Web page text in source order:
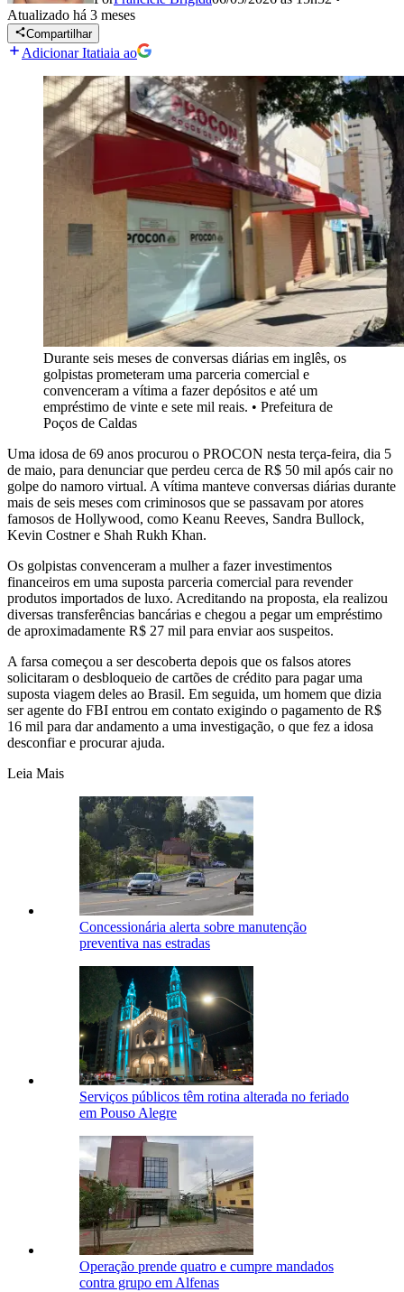
Atualizado há 3 meses
Compartilhar
Adicionar Itatiaia ao
Durante seis meses de conversas diárias em inglês, os
golpistas prometeram uma parceria comercial e
convenceram a vítima a fazer depósitos e até um
empréstimo de vinte e sete mil reais. • Prefeitura de
Poços de Caldas
Uma idosa de 69 anos procurou o PROCON nesta terça-feira, dia 5
de maio, para denunciar que perdeu cerca de R$ 50 mil após cair no
golpe do namoro virtual. A vítima manteve conversas diárias durante
mais de seis meses com criminosos que se passavam por atores
famosos de Hollywood, como Keanu Reeves, Sandra Bullock,
Kevin Costner e Shah Rukh Khan.
Os golpistas convenceram a mulher a fazer investimentos
financeiros em uma suposta parceria comercial para revender
produtos importados de luxo. Acreditando na proposta, ela realizou
diversas transferências bancárias e chegou a pegar um empréstimo
de aproximadamente R$ 27 mil para enviar aos suspeitos.
A farsa começou a ser descoberta depois que os falsos atores
solicitaram o desbloqueio de cartões de crédito para pagar uma
suposta viagem deles ao Brasil. Em seguida, um homem que dizia
ser agente do FBI entrou em contato exigindo o pagamento de R$
16 mil para dar andamento a uma investigação, o que fez a idosa
desconfiar e procurar ajuda.
Leia Mais
Concessionária alerta sobre manutenção
preventiva nas estradas
Serviços públicos têm rotina alterada no feriado
em Pouso Alegre
Operação prende quatro e cumpre mandados
contra grupo em Alfenas